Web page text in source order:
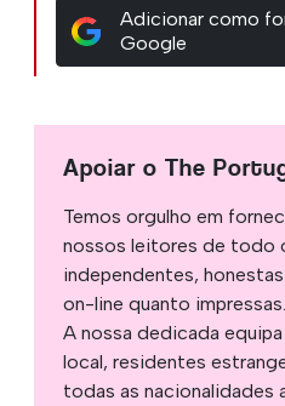
Adicionar como
Google
Apoiar o The
Temos orgulho em
nossos leitores de todo
independentes,
on-line quanto impressas.
A nossa dedicada
local, residentes
todas as nacionalidades